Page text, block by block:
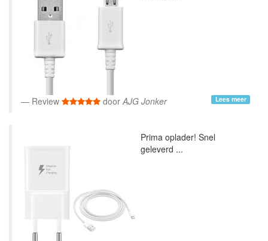
Review doorAJG Jonker Lees meer
Prima oplader! Snel
geleverd ...